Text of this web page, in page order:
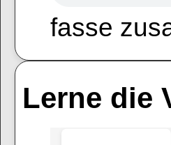
fasse
Lerne die